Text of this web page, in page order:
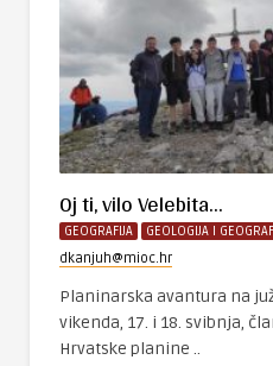
Oj ti, vilo Velebita…
GEOGRAFIJA GEOLOGIJA I
dkanjuh@mioc.hr
Planinarska avantura na
vikenda, 17. i 18. svibnja,
Hrvatske planine ..